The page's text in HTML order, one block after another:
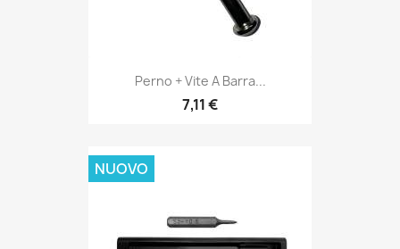
Perno + Vite A Barra...
7,11 €
NUOVO